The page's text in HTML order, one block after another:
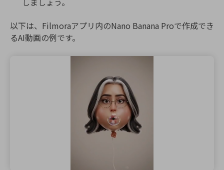
以下は、Filmoraアプリ内のNano Banana Proで作成でき
るAI動画の例です。